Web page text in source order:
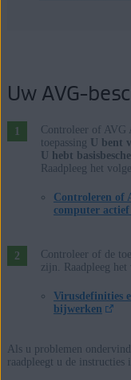
Uw AVG-
Controleer of AVG
toepassing U bent
U hebt
Raadpleeg het
Controleren of
computer actief
Controleer of de
zijn. Raadpleeg
Virusdefinities
bijwerken
Als u problemen
raadpleegt u de instructies